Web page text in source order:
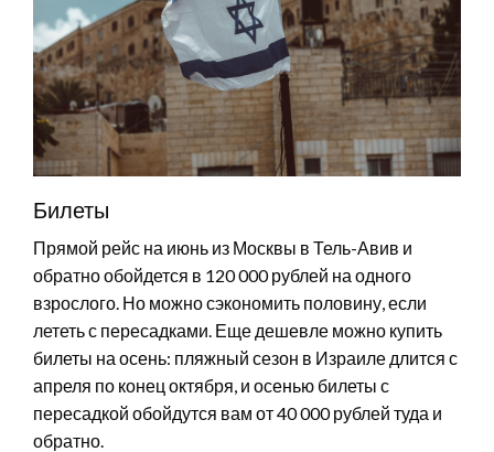
Билеты
Прямой рейс на июнь из Москвы в Тель-Авив и
обратно обойдется в 120 000 рублей на одного
взрослого. Но можно сэкономить половину, если
лететь с пересадками. Еще дешевле можно купить
билеты на осень: пляжный сезон в Израиле длится с
апреля по конец октября, и осенью билеты с
пересадкой обойдутся вам от 40 000 рублей туда и
обратно.